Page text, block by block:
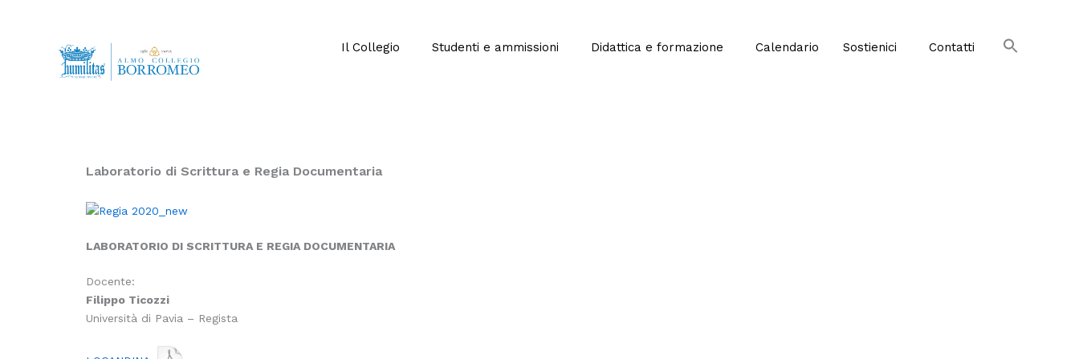
Il Collegio Studenti e ammissioni Didattica e formazione Calendario Sostienici Contatti
Laboratorio di Scrittura e Regia Documentaria
LABORATORIO DI SCRITTURA E REGIA DOCUMENTARIA
Docente:
Filippo Ticozzi
Università di Pavia – Regista